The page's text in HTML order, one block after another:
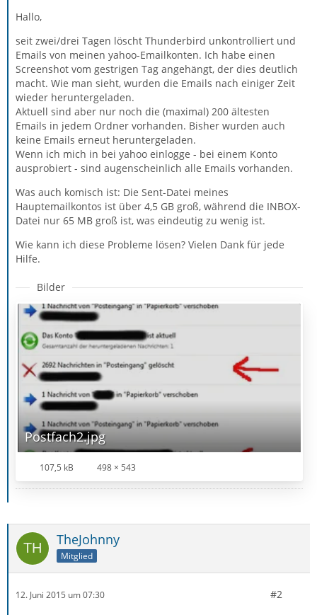
Hallo,
seit zwei/drei Tagen löscht Thunderbird unkontrolliert und
Emails von meinen yahoo-Emailkonten. Ich habe einen
Screenshot vom gestrigen Tag angehängt, der dies deutlich
macht. Wie man sieht, wurden die Emails nach einiger Zeit
wieder heruntergeladen.
Aktuell sind aber nur noch die (maximal) 200 ältesten
Emails in jedem Ordner vorhanden. Bisher wurden auch
keine Emails erneut heruntergeladen.
Wenn ich mich in bei yahoo einlogge - bei einem Konto
ausprobiert - sind augenscheinlich alle Emails vorhanden.
Was auch komisch ist: Die Sent-Datei meines
Hauptemailkontos ist über 4,5 GB groß, während die INBOX-
Datei nur 65 MB groß ist, was eindeutig zu wenig ist.
Wie kann ich diese Probleme lösen? Vielen Dank für jede
Hilfe.
Bilder
Postfach2.jpg
107,5 kB 498 × 543
TheJohnny
Mitglied
12. Juni 2015 um 07:30 #2